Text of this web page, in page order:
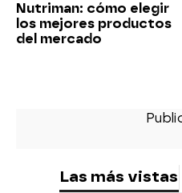
Nutriman: cómo elegir
los mejores productos
del mercado
Las más vistas